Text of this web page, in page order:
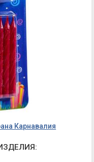
Карнавалия